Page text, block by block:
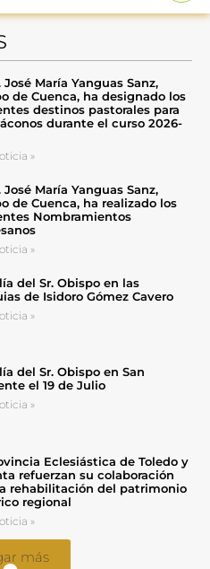
José María Yanguas Sanz,
de Cuenca, ha designado los
destinos pastorales para
durante el curso 2026-
»
José María Yanguas Sanz,
de Cuenca, ha realizado los
Nombramientos
»
del Sr. Obispo en las
de Isidoro Gómez Cavero
»
del Sr. Obispo en San
el 19 de Julio
»
Eclesiástica de Toledo y
refuerzan su colaboración
rehabilitación del patrimonio
regional
»
más